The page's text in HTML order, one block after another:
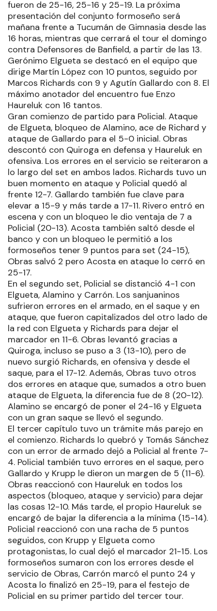
fueron de 25-16, 25-16 y 25-19. La próxima
presentación del conjunto formoseño será
mañana frente a Tucumán de Gimnasia desde las
16 horas, mientras que cerrará el tour el domingo
contra Defensores de Banfield, a partir de las 13.
Gerónimo Elgueta se destacó en el equipo que
dirige Martín López con 10 puntos, seguido por
Marcos Richards con 9 y Agutín Gallardo con 8. El
máximo anotador del encuentro fue Enzo
Haureluk con 16 tantos.
Gran comienzo de partido para Policial. Ataque
de Elgueta, bloqueo de Alamino, ace de Richard y
ataque de Gallardo para el 5-0 inicial. Obras
descontó con Quiroga en defensa y Haureluk en
ofensiva. Los errores en el servicio se reiteraron a
lo largo del set en ambos lados. Richards tuvo un
buen momento en ataque y Policial quedó al
frente 12-7. Gallardo también fue clave para
elevar a 15-9 y más tarde a 17-11. Rivero entró en
escena y con un bloqueo le dio ventaja de 7 a
Policial (20-13). Acosta también saltó desde el
banco y con un bloqueo le permitió a los
formoseños tener 9 puntos para set (24-15),
Obras salvó 2 pero Acosta en ataque lo cerró en
25-17.
En el segundo set, Policial se distanció 4-1 con
Elgueta, Alamino y Carrón. Los sanjuaninos
sufrieron errores en el armado, en el saque y en
ataque, que fueron capitalizados del otro lado de
la red con Elgueta y Richards para dejar el
marcador en 11-6. Obras levantó gracias a
Quiroga, incluso se puso a 3 (13-10), pero de
nuevo surgió Richards, en ofensiva y desde el
saque, para el 17-12. Además, Obras tuvo otros
dos errores en ataque que, sumados a otro buen
ataque de Elgueta, la diferencia fue de 8 (20-12).
Alamino se encargó de poner el 24-16 y Elgueta
con un gran saque se llevó el segundo.
El tercer capítulo tuvo un trámite más parejo en
el comienzo. Richards lo quebró y Tomás Sánchez
con un error de armado dejó a Policial al frente 7-
4. Policial también tuvo errores en el saque, pero
Gallardo y Krupp le dieron un margen de 5 (11-6).
Obras reaccionó con Haureluk en todos los
aspectos (bloqueo, ataque y servicio) para dejar
las cosas 12-10. Más tarde, el propio Haureluk se
encargó de bajar la diferencia a la mínima (15-14).
Policial reaccionó con una racha de 5 puntos
seguidos, con Krupp y Elgueta como
protagonistas, lo cual dejó el marcador 21-15. Los
formoseños sumaron con los errores desde el
servicio de Obras, Carrón marcó el punto 24 y
Acosta lo finalizó en 25-19, para el festejo de
Policial en su primer partido del tercer tour.